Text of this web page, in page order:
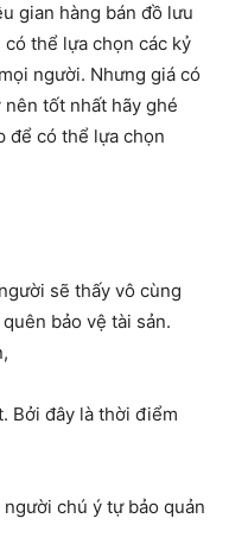
gian hàng bán đồ lưu
thể lựa chọn các kỷ
người. Nhưng giá có
tốt nhất hãy ghé
để có thể lựa chọn
sẽ thấy vô cùng
bảo vệ tài sản.
Bởi đây là thời điểm
chú ý tự bảo quản